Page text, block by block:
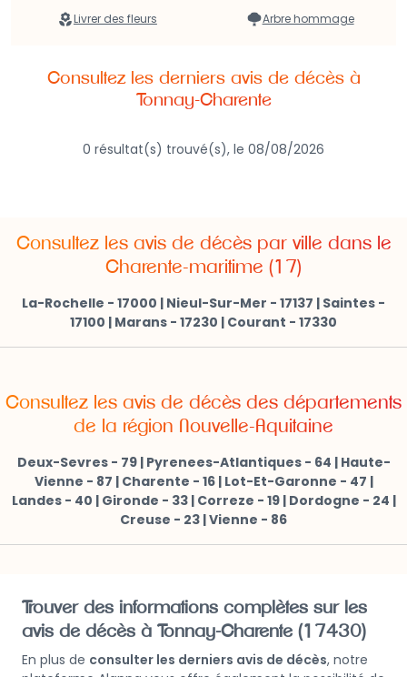
Livrer des fleurs Arbre hommage
Consultez les derniers avis de décès à
Tonnay-Charente
0 résultat(s) trouvé(s), le 08/08/2026
Consultez les avis de décès par ville dans le
Charente-maritime (17)
La-Rochelle - 17000 | Nieul-Sur-Mer - 17137 | Saintes -
17100 | Marans - 17230 | Courant - 17330
Consultez les avis de décès des départements
de la région Nouvelle-Aquitaine
Deux-Sevres - 79| Pyrenees-Atlantiques - 64 | Haute-
Vienne - 87 | Charente - 16| Lot-Et-Garonne - 47 |
Landes - 40 | Gironde - 33| Correze - 19| Dordogne - 24 |
Creuse - 23 |Vienne - 86
Trouver des informations complètes sur les
avis de décès à Tonnay-Charente (17430)
En plus de consulter les derniers avis de décès, notre